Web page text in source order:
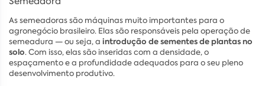
As semeadoras são máquinas muito importantes para o
agronegócio brasileiro. Elas são responsáveis pela operação de
semeadura — ou seja, a introdução de sementes de plantas no
solo. Com isso, elas são inseridas com a densidade, o
espaçamento e a profundidade adequados para o seu pleno
desenvolvimento produtivo.